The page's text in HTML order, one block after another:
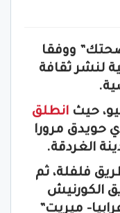
ووفقا
لنشر ثقافة
انطلق
حويدق مرورا
الغردقة.
فلفلة، ثم
الكورنيش
ميريت”